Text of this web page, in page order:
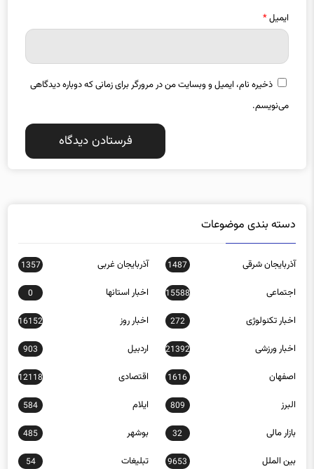
ایمیل*
ذخیره نام، ایمیل و وبسایت من در مرورگر برای زمانی که دوباره دیدگاهی
می‌نویسم.
دسته بندی موضوعات
آذربایجان شرقی 1487 آذربایجان غربی 1357
اجتماعی 15588 اخبار استانها 0
اخبار تکنولوژی 272 اخبار روز 16152
اخبار ورزشی 21392 اردبیل 903
اصفهان 1616 اقتصادی 12118
البرز 809 ایلام 584
بازار مالی 32 بوشهر 485
بین الملل 9653 تبلیغات 54